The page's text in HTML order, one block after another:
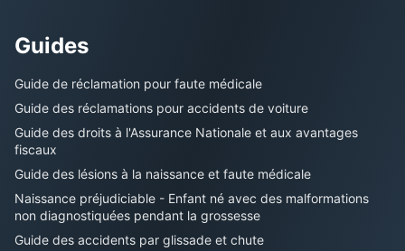
Guides
Guide de réclamation pour faute médicale
Guide des réclamations pour accidents de voiture
Guide des droits à l'Assurance Nationale et aux avantages
fiscaux
Guide des lésions à la naissance et faute médicale
Naissance préjudiciable - Enfant né avec des malformations
non diagnostiquées pendant la grossesse
Guide des accidents par glissade et chute